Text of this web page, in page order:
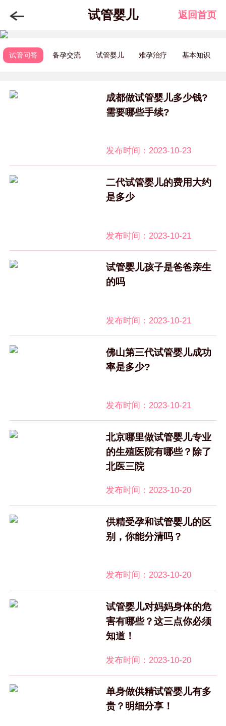
试管婴儿 返回首页
试管问答 备孕交流 试管婴儿 难孕治疗 基本知识
成都做试管婴儿多少钱?
需要哪些手续?
发布时间：2023-10-23
二代试管婴儿的费用大约
是多少
发布时间：2023-10-21
试管婴儿孩子是爸爸亲生
的吗
发布时间：2023-10-21
佛山第三代试管婴儿成功
率是多少?
发布时间：2023-10-21
北京哪里做试管婴儿专业
的生殖医院有哪些？除了
北医三院
发布时间：2023-10-20
供精受孕和试管婴儿的区
别，你能分清吗？
发布时间：2023-10-20
试管婴儿对妈妈身体的危
害有哪些？这三点你必须
知道！
发布时间：2023-10-20
单身做供精试管婴儿有多
贵？明细分享！